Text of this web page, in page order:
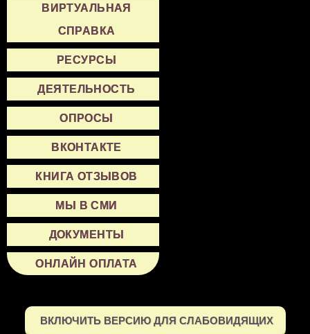
ВИРТУАЛЬНАЯ
СПРАВКА
РЕСУРСЫ
ДЕЯТЕЛЬНОСТЬ
ОПРОСЫ
ВКОНТАКТЕ
КНИГА ОТЗЫВОВ
МЫ В СМИ
ДОКУМЕНТЫ
ОНЛАЙН ОПЛАТА
ВКЛЮЧИТЬ ВЕРСИЮ ДЛЯ СЛАБОВИДЯЩИХ